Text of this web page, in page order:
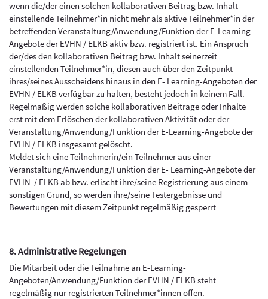
wenn die/der einen solchen kollaborativen Beitrag bzw. Inhalt
einstellende Teilnehmer*in nicht mehr als aktive Teilnehmer*in der
betreffenden Veranstaltung/Anwendung/Funktion der E-Learning-
Angebote der EVHN / ELKB aktiv bzw. registriert ist. Ein Anspruch
der/des den kollaborativen Beitrag bzw. Inhalt seinerzeit
einstellenden Teilnehmer*in, diesen auch über den Zeitpunkt
ihres/seines Ausscheidens hinaus in den E- Learning-Angeboten der
EVHN / ELKB verfügbar zu halten, besteht jedoch in keinem Fall.
Regelmäßig werden solche kollaborativen Beiträge oder Inhalte
erst mit dem Erlöschen der kollaborativen Aktivität oder der
Veranstaltung/Anwendung/Funktion der E-Learning-Angebote der
EVHN / ELKB insgesamt gelöscht.
Meldet sich eine Teilnehmerin/ein Teilnehmer aus einer
Veranstaltung/Anwendung/Funktion der E- Learning-Angebote der
EVHN / ELKB ab bzw. erlischt ihre/seine Registrierung aus einem
sonstigen Grund, so werden ihre/seine Testergebnisse und
Bewertungen mit diesem Zeitpunkt regelmäßig gesperrt
8. Administrative Regelungen
Die Mitarbeit oder die Teilnahme an E-Learning-
Angeboten/Anwendung/Funktion der EVHN / ELKB steht
regelmäßig nur registrierten Teilnehmer*innen offen.